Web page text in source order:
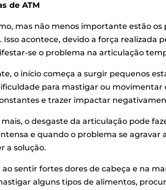
de ATM
mas não menos importante estão
Isso acontece, devido a força realizada
se o problema na articulação
o início começa a surgir pequenos
para mastigar ou movimentar
e trazer impactar
o desgaste da articulação pode
e quando o problema se agravar
a solução.
sentir fortes dores de cabeça e na
alguns tipos de alimentos,